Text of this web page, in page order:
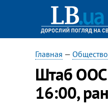
Главная — Общество
Штаб ООС
16:00,